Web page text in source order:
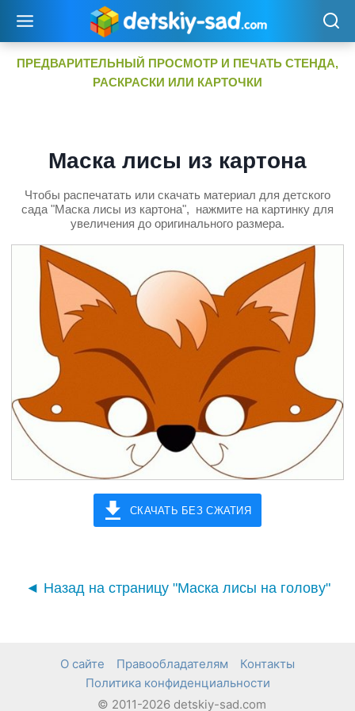
содержимому
ПРЕДВАРИТЕЛЬНЫЙ ПРОСМОТР И ПЕЧАТЬ СТЕНДА,
РАСКРАСКИ ИЛИ КАРТОЧКИ
Маска лисы из картона
Чтобы распечатать или скачать материал для детского
сада "Маска лисы из картона", нажмите на картинку для
увеличения до оригинального размера.
СКАЧАТЬ БЕЗ СЖАТИЯ
◄ Назад на страницу "Маска лисы на голову"
О сайте Правообладателям
Контакты
Политика конфиденциальности
© 2011-2026 detskiy-sad.com